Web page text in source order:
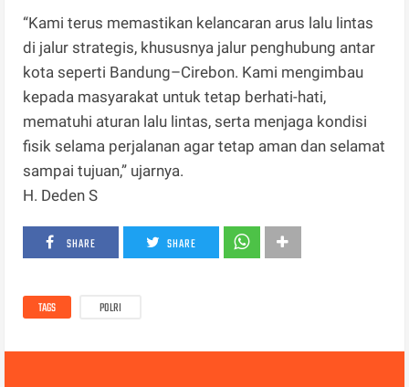
“Kami terus memastikan kelancaran arus lalu lintas
di jalur strategis, khususnya jalur penghubung antar
kota seperti Bandung–Cirebon. Kami mengimbau
kepada masyarakat untuk tetap berhati-hati,
mematuhi aturan lalu lintas, serta menjaga kondisi
fisik selama perjalanan agar tetap aman dan selamat
sampai tujuan,” ujarnya.
H. Deden S
SHARE SHARE
TAGS POLRI